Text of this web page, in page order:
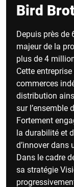
Bird
Depuis près de
majeur de la
plus de 4
Cette
commerces
distribution
sur l’ensemble
Fortement
la durabilité et
d’innover dans
Dans le cadre
sa stratégie